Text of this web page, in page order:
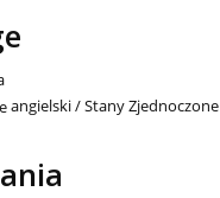
angielski / Stany Zjednoczone